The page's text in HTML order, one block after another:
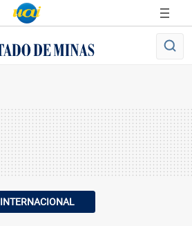
INTERNACIONAL